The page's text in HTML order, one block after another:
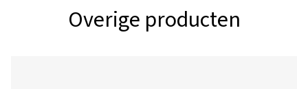
ECOBOX 1400 4 x 1/2"